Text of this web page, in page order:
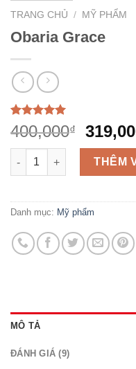
TRANG CHỦ / MỸ PHẨM
Obaria Grace
5.00trên 5
dựa trên
9
đánh giá
400,000₫
Giá
gốc
là:
Số lượng
THÊM
Danh mục: Mỹ phẩm
MÔ TẢ
ĐÁNH GIÁ (9)